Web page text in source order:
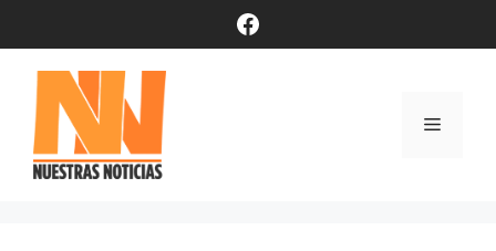
contenido
Facebook
Menú